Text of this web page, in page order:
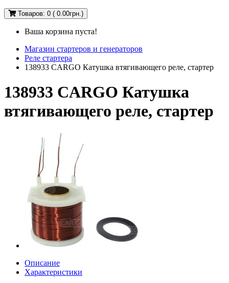
Товаров: 0 ( 0.00грн.)
Ваша корзина пуста!
Магазин стартеров и генераторов
Реле стартера
138933 CARGO Катушка втягивающего реле, стартер
138933 CARGO Катушка
втягивающего реле, стартер
Описание
Характеристики